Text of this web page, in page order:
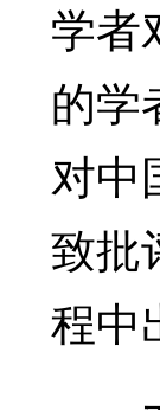
学者
的学
对中
致批
程中